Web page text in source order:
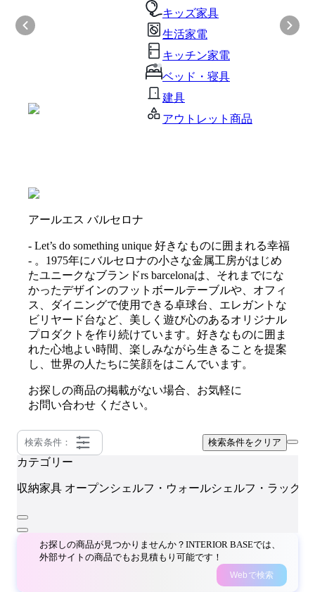
キッズ家具
生活家電
キッチン家電
ベッド・寝具
建具
アウトレット商品
アールエス バルセロナ
- Let’s do something unique 好きなものに囲まれる幸福
- 。1975年にバルセロナの小さな金属工房がはじめ
たユニークなブランドrs barcelonaは、それまでにな
かったデザインのフットボールテーブルや、オフィ
ス、ダイニングで使用できる卓球台、エレガントな
ビリヤード台など、美しく遊び心のあるオリジナル
プロダクトを作り続けています。好きなものに囲ま
れた心地よい時間、楽しみながら生きることを提案
し、世界の人たちに笑顔をはこんでいます。
お探しの商品の掲載がない場合、お気軽に
お問い合わせ ください。
検索条件： 検索条件をクリア
カテゴリー
収納家具 オープンシェルフ・ウォールシェルフ・ラック
お探しの商品が見つかりませんか？INTERIOR BASEでは、
外部サイトの商品でもお見積もり可能です！
Webで検索